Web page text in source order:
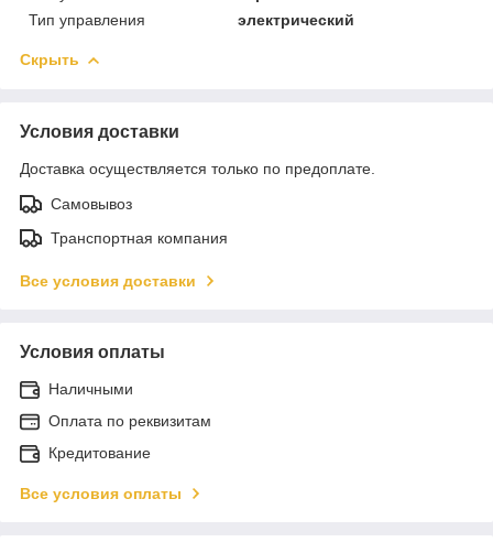
Тип управления
электрический
Скрыть
Условия доставки
Доставка осуществляется только по предоплате.
Самовывоз
Транспортная компания
Все условия доставки
Условия оплаты
Наличными
Оплата по реквизитам
Кредитование
Все условия оплаты